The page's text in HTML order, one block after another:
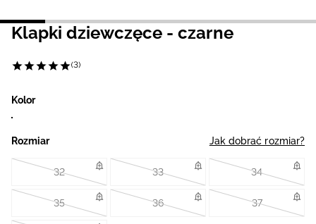
Klapki dziewczęce - czarne
(3)
Kolor
Rozmiar Jak dobrać rozmiar?
32 33 34
35 36 37